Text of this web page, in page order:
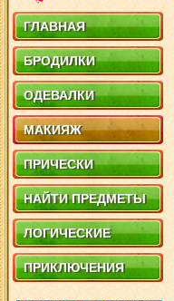
ГЛАВНАЯ
БРОДИЛКИ
ОДЕВАЛКИ
МАКИЯЖ
ПРИЧЕСКИ
НАЙТИ ПРЕДМЕТЫ
ЛОГИЧЕСКИЕ
ПРИКЛЮЧЕНИЯ